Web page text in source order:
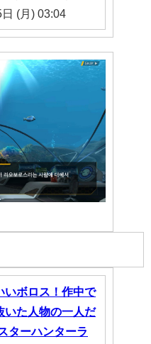
(月) 03:04
いボロス！作中で
いた人物の一人だ
ターハンターラ